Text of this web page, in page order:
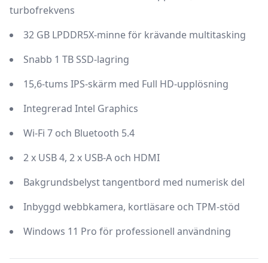
turbofrekvens
32 GB LPDDR5X-minne för krävande multitasking
Snabb 1 TB SSD-lagring
15,6-tums IPS-skärm med Full HD-upplösning
Integrerad Intel Graphics
Wi-Fi 7 och Bluetooth 5.4
2 x USB 4, 2 x USB-A och HDMI
Bakgrundsbelyst tangentbord med numerisk del
Inbyggd webbkamera, kortläsare och TPM-stöd
Windows 11 Pro för professionell användning